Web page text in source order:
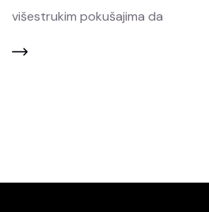
višestrukim pokušajima da